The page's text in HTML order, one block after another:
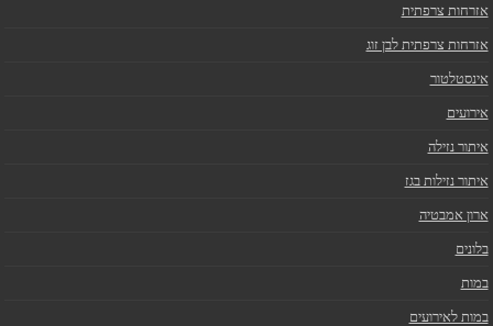
אזרחות צרפתית
אזרחות צרפתית לבן זוג
אינסטלטור
אירועים
איתור נזילה
איתור נזילות בגז
ארון אמבטיה
בלונים
במות
במות לאירועים